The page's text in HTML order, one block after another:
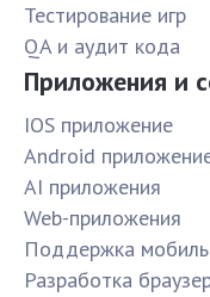
Тестирование игр
QA и аудит кода
Приложения и
IOS приложение
Android
AI приложения
Web-приложения
Поддержка
Разработка